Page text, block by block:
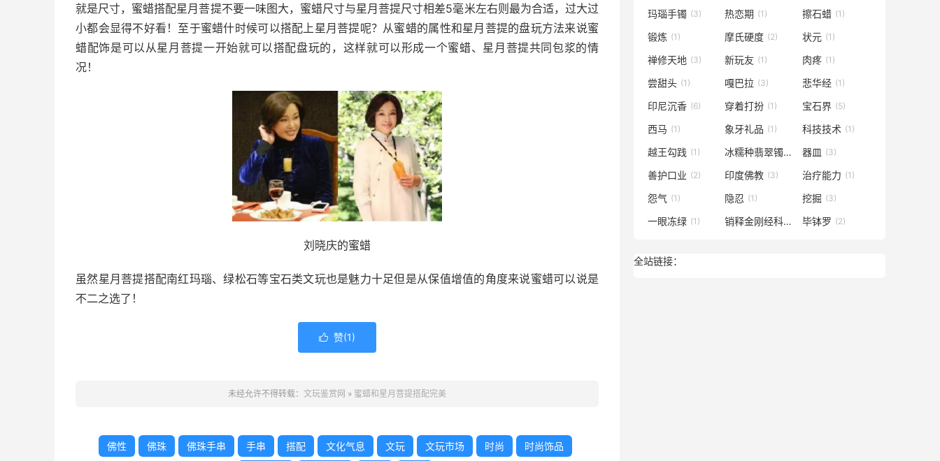
就是尺寸，蜜蜡搭配星月菩提不要一味图大，蜜蜡尺寸与星月菩提尺寸相差5毫米左右则最为合适，过大过
小都会显得不好看！至于蜜蜡什时候可以搭配上星月菩提呢？从蜜蜡的属性和星月菩提的盘玩方法来说蜜
蜡配饰是可以从星月菩提一开始就可以搭配盘玩的，这样就可以形成一个蜜蜡、星月菩提共同包浆的情
况！
刘晓庆的蜜蜡
虽然星月菩提搭配南红玛瑙、绿松石等宝石类文玩也是魅力十足但是从保值增值的角度来说蜜蜡可以说是
不二之选了！
 赞(1)
未经允许不得转载： 文玩鉴赏网 » 蜜蜡和星月菩提搭配完美
佛性 佛珠 佛珠手串 手串 搭配 文化气息 文玩 文玩市场 时尚 时尚饰品
玛瑙手镯 (3) 热恋期 (1) 擦石蜡 (1)
锻炼 (1) 摩氏硬度 (2) 状元 (1)
禅修天地 (3) 新玩友 (1) 肉疼 (1)
尝甜头 (1) 嘎巴拉 (3) 悲华经 (1)
印尼沉香 (6) 穿着打扮 (1) 宝石界 (5)
西马 (1) 象牙礼品 (1) 科技技术 (1)
越王勾践 (1) 冰糯种翡翠镯子 (1)
器皿 (3)
善护口业 (2) 印度佛教 (3) 治疗能力 (1)
怨气 (1) 隐忍 (1) 挖掘 (3)
一眼冻绿 (1) 销释金刚经科仪 (1)
毕钵罗 (2)
全站链接：